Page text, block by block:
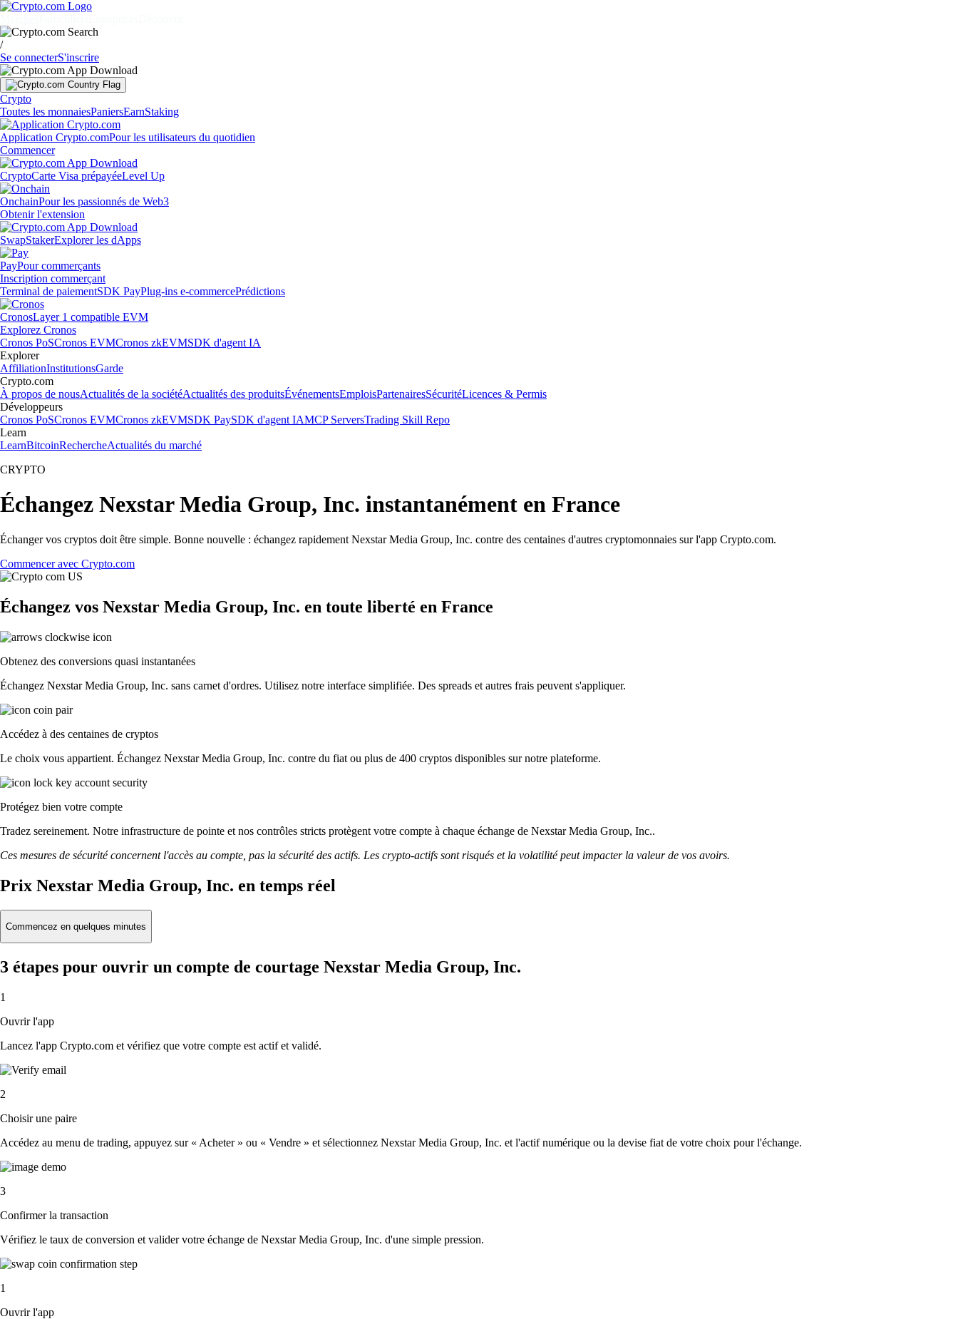
/
Se connecterS'inscrire
Crypto
Toutes les monnaiesPaniersEarnStaking
Application Crypto.comPour les utilisateurs du quotidien
Commencer
CryptoCarte Visa prépayéeLevel Up
OnchainPour les passionnés de Web3
Obtenir l'extension
SwapStakerExplorer les dApps
PayPour commerçants
Inscription commerçant
Terminal de paiementSDK PayPlug-ins e-commercePrédictions
CronosLayer 1 compatible EVM
Explorez Cronos
Cronos PoSCronos EVMCronos zkEVMSDK d'agent IA
Explorer
AffiliationInstitutionsGarde
Crypto.com
À propos de nousActualités de la sociétéActualités des produitsÉvénementsEmploisPartenairesSécuritéLicences & Permis
Développeurs
Cronos PoSCronos EVMCronos zkEVMSDK PaySDK d'agent IAMCP ServersTrading Skill Repo
Learn
LearnBitcoinRechercheActualités du marché
CRYPTO
Échangez Nexstar Media Group, Inc. instantanément en France
Échanger vos cryptos doit être simple. Bonne nouvelle : échangez rapidement Nexstar Media Group, Inc. contre des centaines d'autres cryptomonnaies sur l'app Crypto.com.
Commencer avec Crypto.com
Échangez vos Nexstar Media Group, Inc. en toute liberté en France
Obtenez des conversions quasi instantanées
Échangez Nexstar Media Group, Inc. sans carnet d'ordres. Utilisez notre interface simplifiée. Des spreads et autres frais peuvent s'appliquer.
Accédez à des centaines de cryptos
Le choix vous appartient. Échangez Nexstar Media Group, Inc. contre du fiat ou plus de 400 cryptos disponibles sur notre plateforme.
Protégez bien votre compte
Tradez sereinement. Notre infrastructure de pointe et nos contrôles stricts protègent votre compte à chaque échange de Nexstar Media Group, Inc..
Ces mesures de sécurité concernent l'accès au compte, pas la sécurité des actifs. Les crypto-actifs sont risqués et la volatilité peut impacter la valeur de vos avoirs.
Prix Nexstar Media Group, Inc. en temps réel
Commencez en quelques minutes
3 étapes pour ouvrir un compte de courtage Nexstar Media Group, Inc.
1
Ouvrir l'app
Lancez l'app Crypto.com et vérifiez que votre compte est actif et validé.
2
Choisir une paire
Accédez au menu de trading, appuyez sur « Acheter » ou « Vendre » et sélectionnez Nexstar Media Group, Inc. et l'actif numérique ou la devise fiat de votre choix pour l'échange.
3
Confirmer la transaction
Vérifiez le taux de conversion et valider votre échange de Nexstar Media Group, Inc. d'une simple pression.
1
Ouvrir l'app